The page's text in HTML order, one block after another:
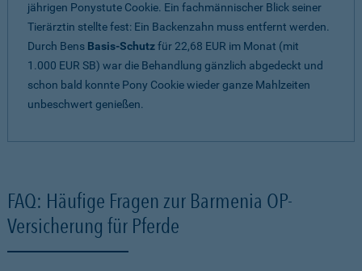
jährigen Ponystute Cookie. Ein fachmännischer Blick seiner
Tierärztin stellte fest: Ein Backenzahn muss entfernt werden.
Durch Bens Basis-Schutzfür 22,68 EUR im Monat (mit
1.000 EUR SB) war die Behandlung gänzlich abgedeckt und
schon bald konnte Pony Cookie wieder ganze Mahlzeiten
unbeschwert genießen.
FAQ: Häufige Fragen zur Barmenia OP-
Versicherung für Pferde